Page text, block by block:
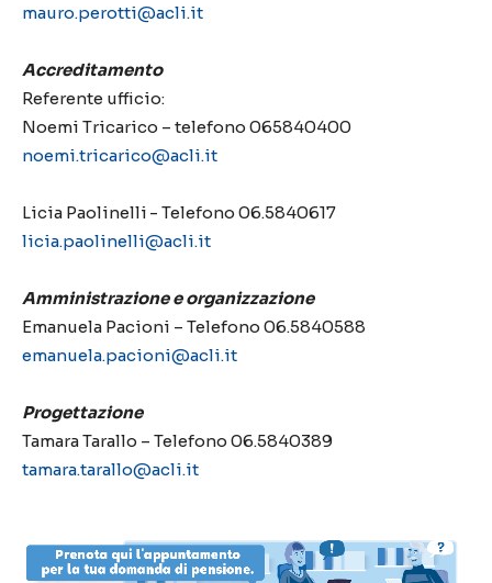
mauro.perotti@acli.it
Accreditamento
Referente ufficio:
Noemi Tricarico – telefono 065840400
noemi.tricarico@acli.it
Licia Paolinelli - Telefono 06.5840617
licia.paolinelli@acli.it
Amministrazione e organizzazione
Emanuela Pacioni – Telefono 06.5840588
emanuela.pacioni@acli.it
Progettazione
Tamara Tarallo – Telefono 06.5840389
tamara.tarallo@acli.it